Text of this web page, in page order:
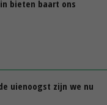
bieten baart ons
uienoogst zijn we nu